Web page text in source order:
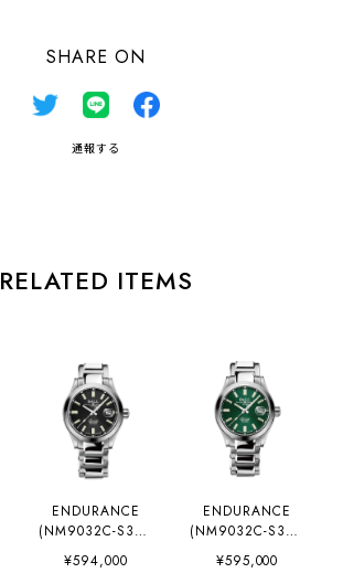
SHARE ON
通報する
RELATED ITEMS
ENDURANCE
(NM9032C-S3CJ-
BK)
¥594,000
ENDURANCE
(NM9032C-S3CJ-
GR)
¥595,000